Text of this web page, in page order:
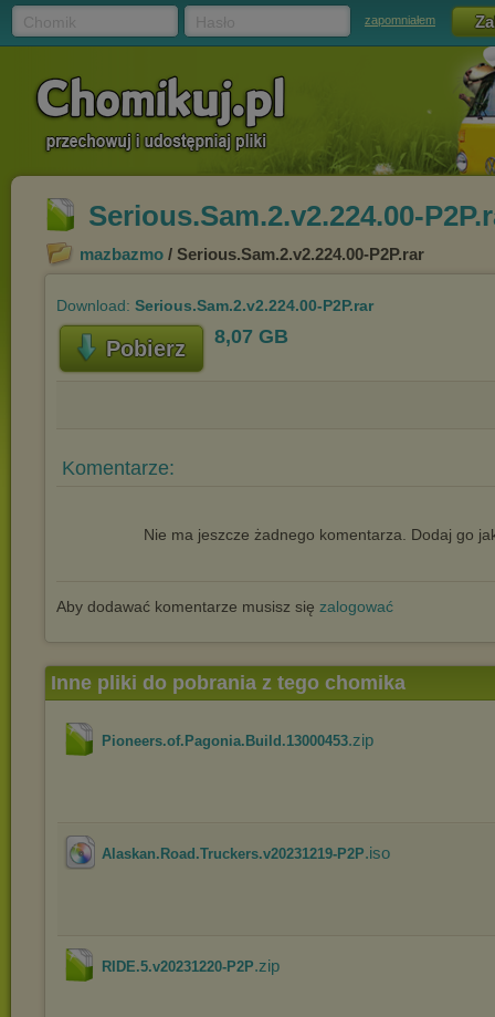
zapomniałem
Serious.Sam.2.v2.224.00-
mazbazmo / Serious.Sam.2.v2.224.00-P2P.rar
Download: Serious.Sam.2.v2.224.00-P2P.rar
Pobierz 8,07 GB
Komentarze:
Nie ma jeszcze żadnego komentarza. Dodaj go
Aby dodawać komentarze musisz się zalogować
Inne pliki do pobrania z tego chomika
Pioneers.of.Pagonia.Build.13000453.zip
Alaskan.Road.Truckers.v20231219-P2P.iso
RIDE.5.v20231220-P2P.zip